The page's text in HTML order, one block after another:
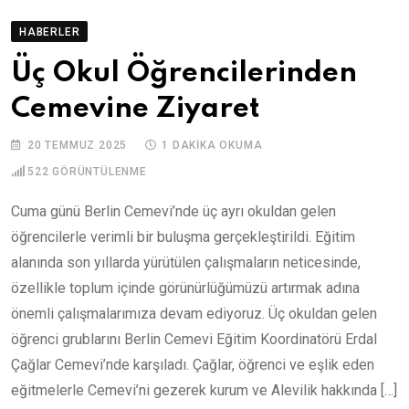
HABERLER
Üç Okul Öğrencilerinden
Cemevine Ziyaret
20 TEMMUZ 2025 1 DAKIKA OKUMA
522 GÖRÜNTÜLENME
Cuma günü Berlin Cemevi’nde üç ayrı okuldan gelen
öğrencilerle verimli bir buluşma gerçekleştirildi. Eğitim
alanında son yıllarda yürütülen çalışmaların neticesinde,
özellikle toplum içinde görünürlüğümüzü artırmak adına
önemli çalışmalarımıza devam ediyoruz. Üç okuldan gelen
öğrenci grublarını Berlin Cemevi Eğitim Koordinatörü Erdal
Çağlar Cemevi’nde karşıladı. Çağlar, öğrenci ve eşlik eden
eğitmelerle Cemevi’ni gezerek kurum ve Alevilik hakkında […]